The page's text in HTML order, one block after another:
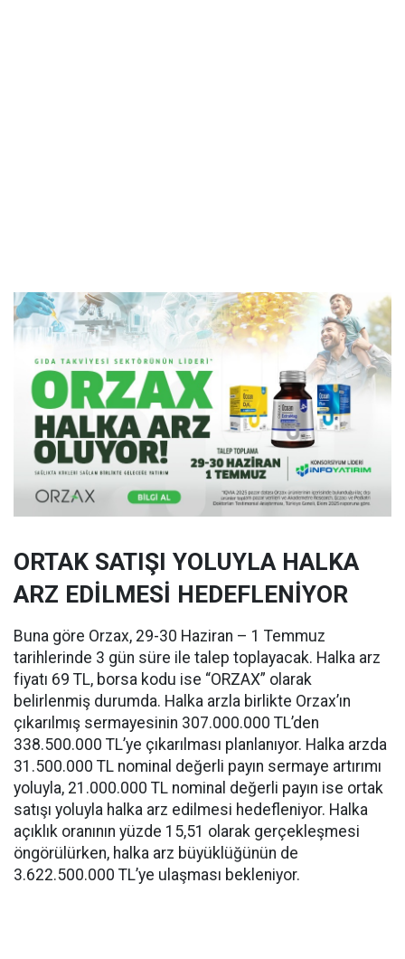
ORTAK SATIŞI YOLUYLA HALKA
ARZ EDİLMESİ HEDEFLENİYOR
Buna göre Orzax, 29-30 Haziran – 1 Temmuz
tarihlerinde 3 gün süre ile talep toplayacak. Halka arz
fiyatı 69 TL, borsa kodu ise “ORZAX” olarak
belirlenmiş durumda. Halka arzla birlikte Orzax’ın
çıkarılmış sermayesinin 307.000.000 TL’den
338.500.000 TL’ye çıkarılması planlanıyor. Halka arzda
31.500.000 TL nominal değerli payın sermaye artırımı
yoluyla, 21.000.000 TL nominal değerli payın ise ortak
satışı yoluyla halka arz edilmesi hedefleniyor. Halka
açıklık oranının yüzde 15,51 olarak gerçekleşmesi
öngörülürken, halka arz büyüklüğünün de
3.622.500.000 TL’ye ulaşması bekleniyor.